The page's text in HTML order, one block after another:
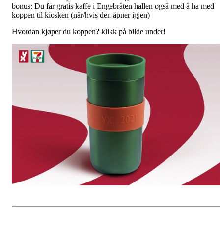
bonus: Du får gratis kaffe i Engebråten hallen også med å ha med
koppen til kiosken (når/hvis den åpner igjen)
Hvordan kjøper du koppen? klikk på bilde under!